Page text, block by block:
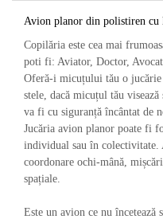
Avion planor din polistiren
Copilăria este cea mai
poti fi: Aviator, Doctor,
Oferă-i micuțului tău o
stele, dacă micuțul tău
va fi cu siguranță încântat de
Jucăria avion planor poate fi
individual sau în colectivitate.
coordonare ochi-mână,
spațiale.
Este un avion ce nu încetează